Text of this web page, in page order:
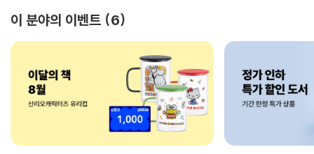
이 분야의 이벤트 6